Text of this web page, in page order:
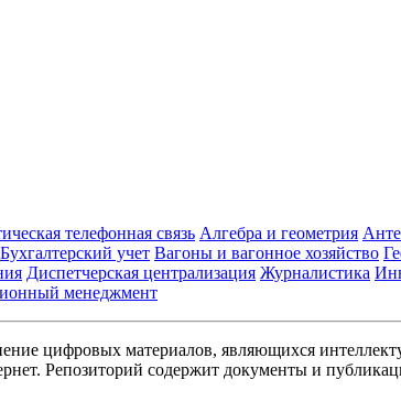
телефонная связь Алгебра и геометрия
Бухгалтерский учет Вагоны и вагонное хозяйство
Диспетчерская централизация Журналистика
менеджмент
цифровых материалов, являющихся
Репозиторий содержит документы и